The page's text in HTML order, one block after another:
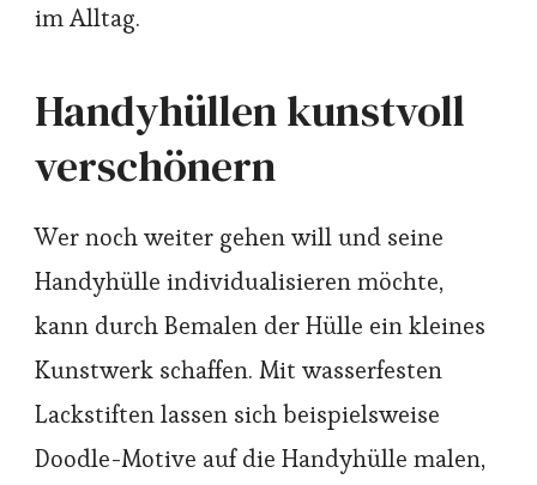
im Alltag.
Handyhüllen kunstvoll
verschönern
Wer noch weiter gehen will und seine
Handyhülle individualisieren möchte,
kann durch Bemalen der Hülle ein kleines
Kunstwerk schaffen. Mit wasserfesten
Lackstiften lassen sich beispielsweise
Doodle-Motive auf die Handyhülle malen,